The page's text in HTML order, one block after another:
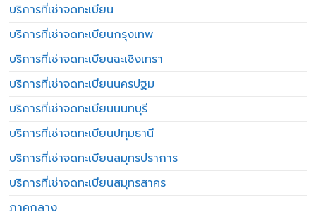
บริการที่เช่าจดทะเบียน
บริการที่เช่าจดทะเบียนกรุงเทพ
บริการที่เช่าจดทะเบียนฉะเชิงเทรา
บริการที่เช่าจดทะเบียนนครปฐม
บริการที่เช่าจดทะเบียนนนทบุรี
บริการที่เช่าจดทะเบียนปทุมธานี
บริการที่เช่าจดทะเบียนสมุทรปราการ
บริการที่เช่าจดทะเบียนสมุทรสาคร
ภาคกลาง